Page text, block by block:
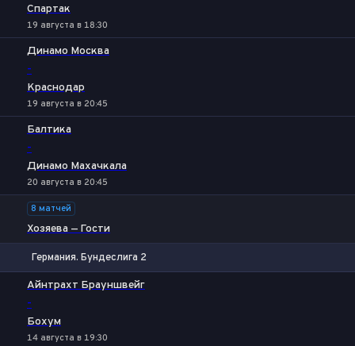
Спартак
19 августа в 18:30
Динамо Москва
-
Краснодар
19 августа в 20:45
Балтика
-
Динамо Махачкала
20 августа в 20:45
8 матчей
Хозяева — Гости
Германия. Бундеслига 2
Айнтрахт Брауншвейг
-
Бохум
14 августа в 19:30